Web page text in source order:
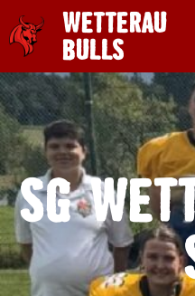
WETTERAU
BULLS
SG